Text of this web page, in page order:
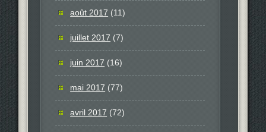
août 2017 (11)
juillet 2017 (7)
juin 2017 (16)
mai 2017 (77)
avril 2017 (72)